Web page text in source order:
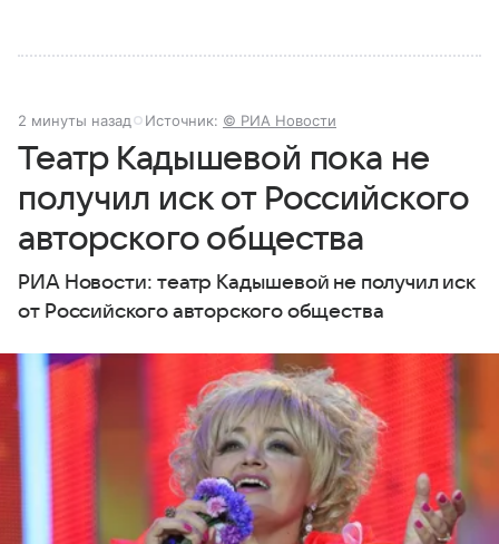
2 минуты назад Источник: © РИА Новости
Театр Кадышевой пока не
получил иск от Российского
авторского общества
РИА Новости: театр Кадышевой не получил иск
от Российского авторского общества